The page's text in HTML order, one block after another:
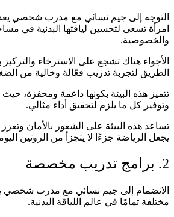
التوجه إلى جيم نسائي مع مدرب شخصي يعد
امرأة تسعى لتحسين لياقتها البدنية في
والخصوصية.
الأجواء هناك تشجع على الاسترخاء
الطريق لتجربة تدريب فعّالة وخالية من
تتميز هذه البيئة بكونها داعمة ومحفزة، حيث
وتوفير كل ما يلزم لتحقيق أداء مثالي.
تساعد هذه البيئة على الشعور بالأمان وتعزز
يجعل الرياضة جزءًا لا يتجزأ من الروتين
2. برامج تدريب مخصصة
الانضمام إلى جيم نسائي مع مدرب شخصي
مختلفة تمامًا في عالم اللياقة البدنية.